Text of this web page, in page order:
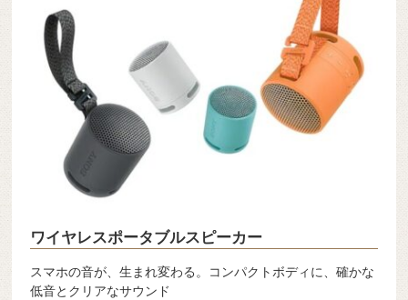
ワイヤレスポータブルスピーカー
スマホの音が、生まれ変わる。コンパクトボディに、確かな
低音とクリアなサウンド